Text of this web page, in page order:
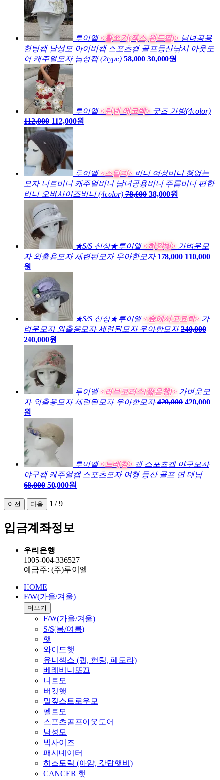
루이엘 <활쏘기(잭스,윈드필)> 남녀공용
헌팅캡 남성모 아이비캡 스포츠캡 골프등산낚시 아웃도
어 캐주얼모자 남성캡 (2type) 58,000 30,000원
루이엘 <린넨 에코백> 굿즈 가방(4color)
112,000 112,000원
루이엘 <스틸러> 비니 여성비니 챙없는
모자 니트비니 캐주얼비니 남녀공용비니 주름비니 편한
비니 오버사이즈비니 (4color) 78,000 38,000원
★S/S 신상★루이엘 <하얀빛> 가벼운모
자 외출용모자 세련된모자 우아한모자 178,000 110,000
원
★S/S 신상★루이엘 <숲에서고요히> 가
벼운모자 외출용모자 세련된모자 우아한모자 240,000
240,000원
루이엘 <러브코러스[짧은챙]> 가벼운모
자 외출용모자 세련된모자 우아한모자 420,000 420,000
원
루이엘 <트레킹> 캡 스포츠캡 야구모자
야구캡 캐주얼캡 스포츠모자 여행 등산 골프 면 데님
68,000 50,000원
이전 다음 1 /9
입금계좌정보
우리은행
1005-004-336527
예금주: (주)루이엘
HOME
F/W(가을/겨울)
더보기
F/W(가을/겨울)
S/S(봄/여름)
햇
와이드햇
유니섹스 (캡, 헌팅, 페도라)
베레비니또끄
니트모
버킷햇
밀짚스트로우모
펠트모
스포츠골프아웃도어
남성모
빅사이즈
패시네이터
히스토릭 (아얌, 갓탑햇비)
CANCER 햇